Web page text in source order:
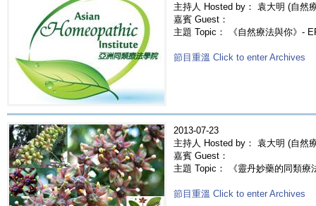
主持人 Hosted by： 袁大明 (自然
嘉賓 Guest：
主題 Topic： 《自然療法與你》-
節目重溫 Click to enter Archives
2013-07-23
主持人 Hosted by： 袁大明 (自然
嘉賓 Guest：
主題 Topic： 《靈丹妙藥的同類
節目重溫 Click to enter Archives